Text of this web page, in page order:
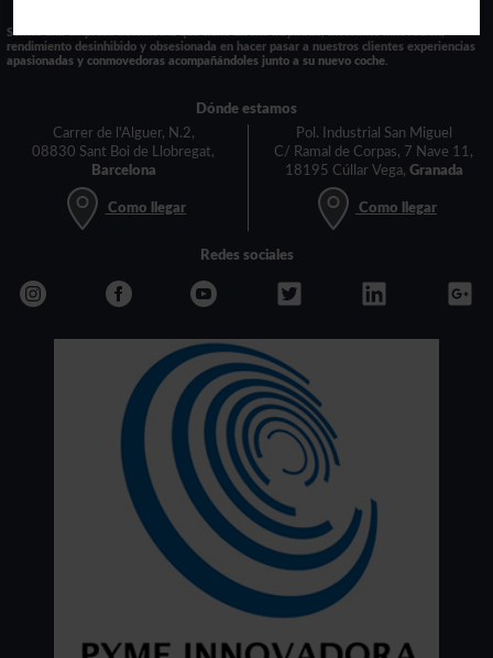
Somos una empresa automotriz que tiene diseño inspirado, incesante innovación,
rendimiento desinhibido y obsesionada en hacer pasar a nuestros clientes experiencias
apasionadas y conmovedoras acompañándoles junto a su nuevo coche.
Dónde estamos
Carrer de l'Alguer, N.2,
08830 Sant Boi de Llobregat,
Barcelona
Como llegar
Pol. Industrial San Miguel
C/ Ramal de Corpas, 7 Nave 11,
18195 Cúllar Vega, Granada
Como llegar
Redes sociales